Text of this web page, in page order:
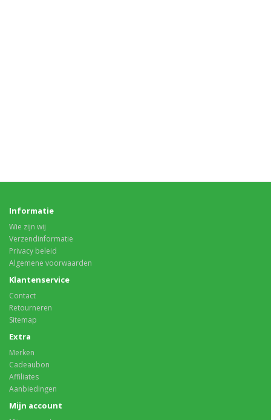
Informatie
Wie zijn wij
Verzendinformatie
Privacy beleid
Algemene voorwaarden
Klantenservice
Contact
Retourneren
Sitemap
Extra
Merken
Cadeaubon
Affiliates
Aanbiedingen
Mijn account